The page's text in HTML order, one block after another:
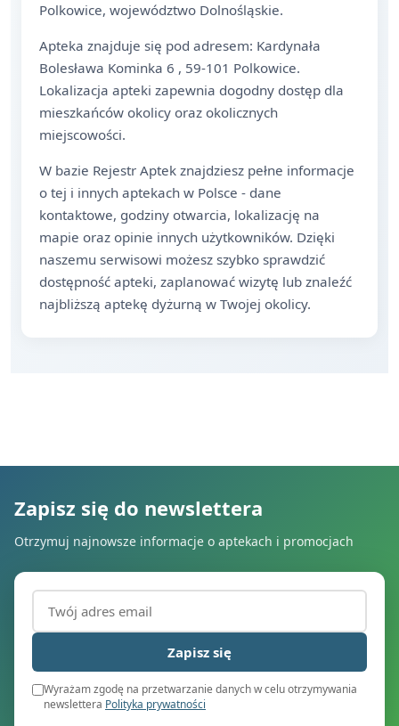
Polkowice, województwo Dolnośląskie.
Apteka znajduje się pod adresem: Kardynała
Bolesława Kominka 6 , 59-101 Polkowice.
Lokalizacja apteki zapewnia dogodny dostęp dla
mieszkańców okolicy oraz okolicznych
miejscowości.
W bazie Rejestr Aptek znajdziesz pełne informacje
o tej i innych aptekach w Polsce - dane
kontaktowe, godziny otwarcia, lokalizację na
mapie oraz opinie innych użytkowników. Dzięki
naszemu serwisowi możesz szybko sprawdzić
dostępność apteki, zaplanować wizytę lub znaleźć
najbliższą aptekę dyżurną w Twojej okolicy.
Zapisz się do newslettera
Otrzymuj najnowsze informacje o aptekach i promocjach
Adres email (wymagany)
Zapisz się
Wyrażam zgodę na przetwarzanie danych w celu otrzymywania
newslettera Polityka prywatności